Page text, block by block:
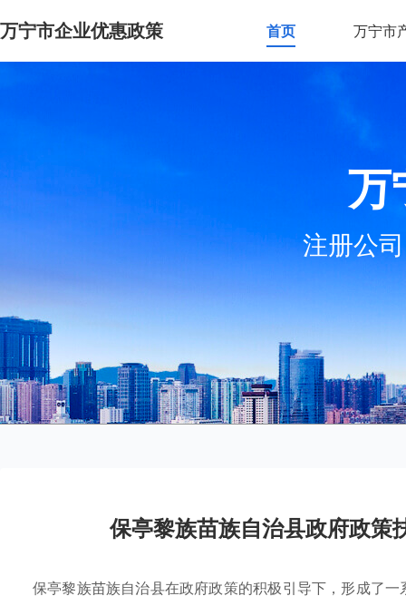
万宁市企业优惠政策 首页 万宁市
万
注册公
保亭黎族苗族自治县政府政策
保亭黎族苗族自治县在政府政策的积极引导下，形成了一